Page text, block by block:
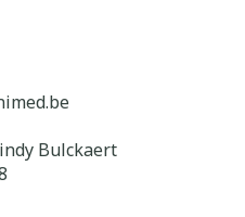
Bulckaert